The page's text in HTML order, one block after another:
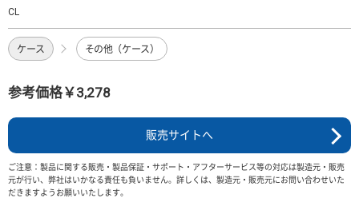
CL
ケース その他（ケース）
参考価格￥3,278
販売サイトへ
ご注意：製品に関する販売・製品保証・サポート・アフターサービス等の対応は製造元・販売
元が行い、弊社はいかなる責任も負いません。詳しくは、製造元・販売元にお問い合わせいた
だきますようお願いいたします。